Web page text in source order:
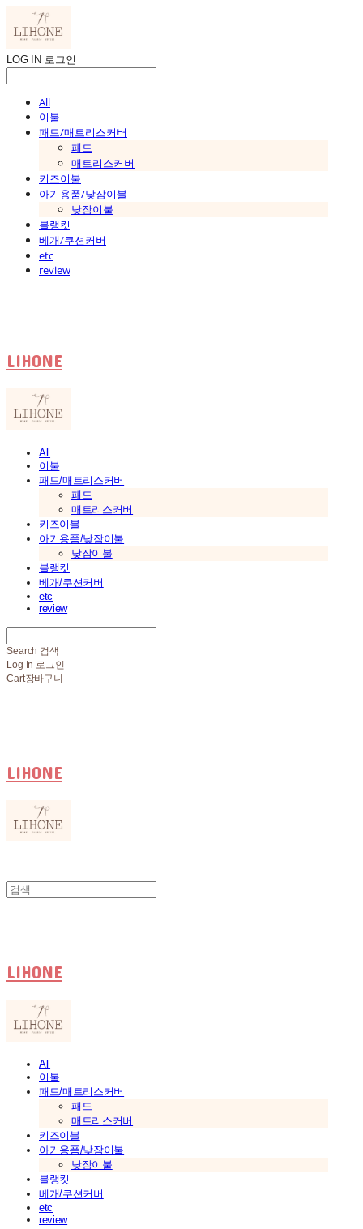
LOG IN 로그인
All
이불
패드/매트리스커버
패드
매트리스커버
키즈이불
아기용품/낮잠이불
낮잠이불
블랭킷
베개/쿠션커버
etc
review
LIHONE
All
이불
패드/매트리스커버
패드
매트리스커버
키즈이불
아기용품/낮잠이불
낮잠이불
블랭킷
베개/쿠션커버
etc
review
Search 검색
Log In 로그인
Cart장바구니
LIHONE
LIHONE
All
이불
패드/매트리스커버
패드
매트리스커버
키즈이불
아기용품/낮잠이불
낮잠이불
블랭킷
베개/쿠션커버
etc
review